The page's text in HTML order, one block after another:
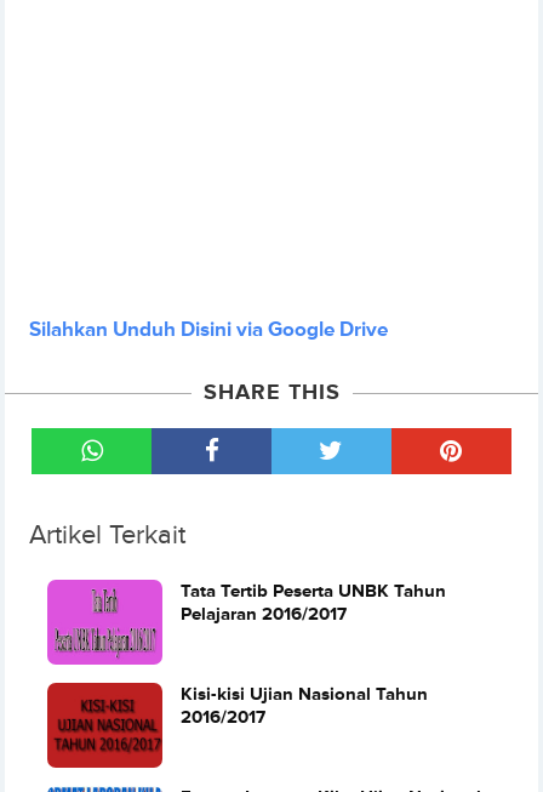
Silahkan Unduh Disini via Google Drive
SHARE THIS
Artikel Terkait
Tata Tertib Peserta UNBK Tahun
Pelajaran 2016/2017
Kisi-kisi Ujian Nasional Tahun
2016/2017